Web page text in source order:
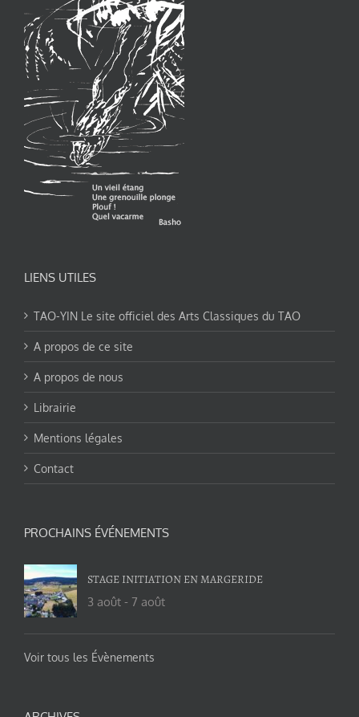
LIENS UTILES
TAO-YIN Le site officiel des Arts Classiques du TAO
A propos de ce site
A propos de nous
Librairie
Mentions légales
Contact
PROCHAINS ÉVÉNEMENTS
STAGE INITIATION EN MARGERIDE
3 août - 7 août
Voir tous les Évènements